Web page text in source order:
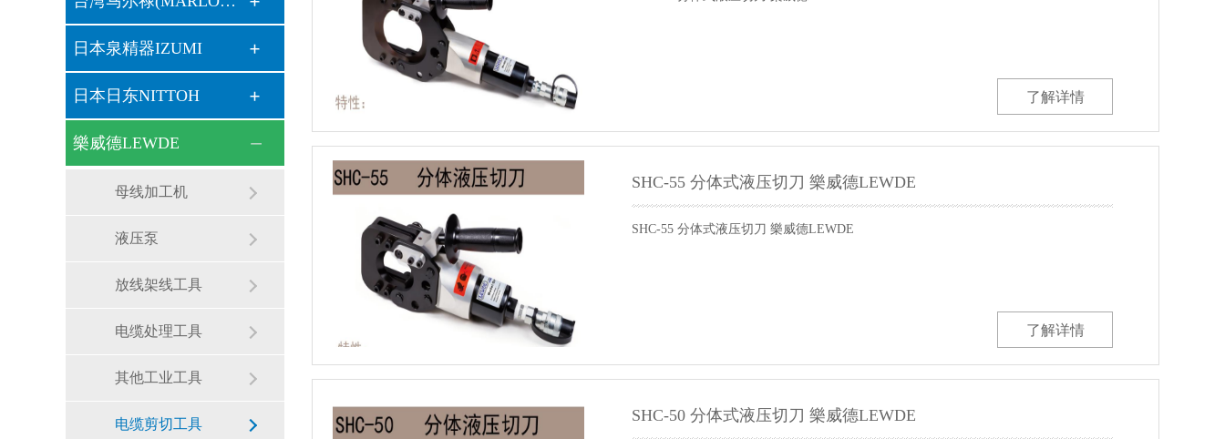
日本泉精器IZUMI
日本日东NITTOH
樂威德LEWDE
母线加工机
液压泵
放线架线工具
电缆处理工具
其他工业工具
电缆剪切工具
了解详情
SHC-55 分体式液压切刀 樂威德LEWDE
SHC-55 分体式液压切刀 樂威德LEWDE
了解详情
SHC-50 分体式液压切刀 樂威德LEWDE